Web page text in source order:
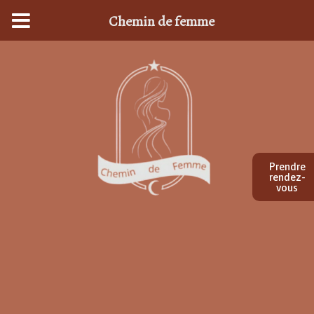
Prendre
rendez-
vous
Chemin de femme